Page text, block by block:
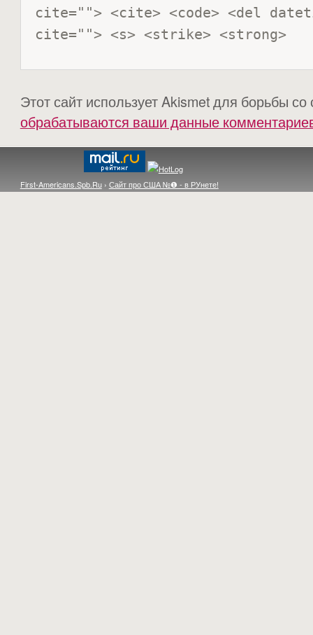
cite=""> <cite> <code> <del
cite=""> <s> <strike> <strong>
Этот сайт использует Akismet для борьбы
обрабатываются ваши данные
First-Americans.Spb.Ru› Сайт про США №❶ - в РУнете!